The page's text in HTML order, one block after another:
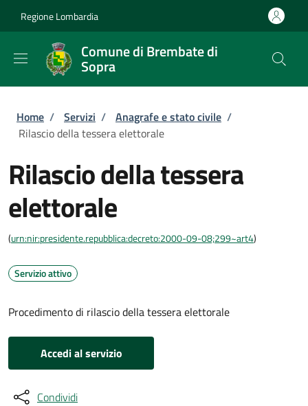
Regione Lombardia
Comune di Brembate di
Sopra
Briciole di pane
Home / Servizi / Anagrafe e stato civile /
Rilascio della tessera elettorale
Rilascio della tessera
elettorale
(urn:nir:presidente.repubblica:decreto:2000-09-08;299~art4)
Servizio attivo
Procedimento di rilascio della tessera elettorale
Accedi al servizio
Condividi